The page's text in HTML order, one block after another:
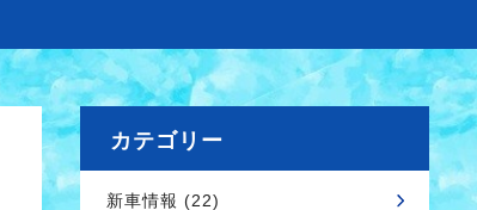
カテゴリー
新車情報 (22)